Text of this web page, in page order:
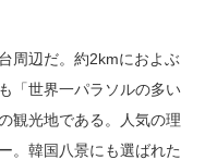
周辺だ。約2kmにおよぶ
「世界一パラソルの多い
観光地である。人気の理
。韓国八景にも選ばれた